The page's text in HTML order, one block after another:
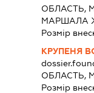
ОБЛАСТЬ,
МАРШАЛА
Розмір
КРУПЕНЯ
ОБЛАСТЬ,
Розмір